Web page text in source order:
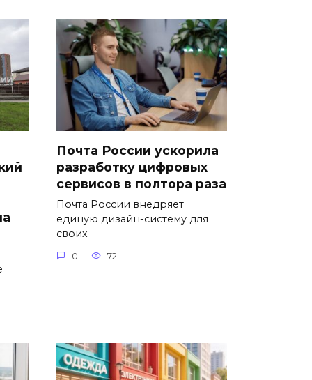
Почта России ускорила
разработку цифровых
сервисов в полтора раза
Почта России внедряет
единую дизайн-систему для
своих
0 72